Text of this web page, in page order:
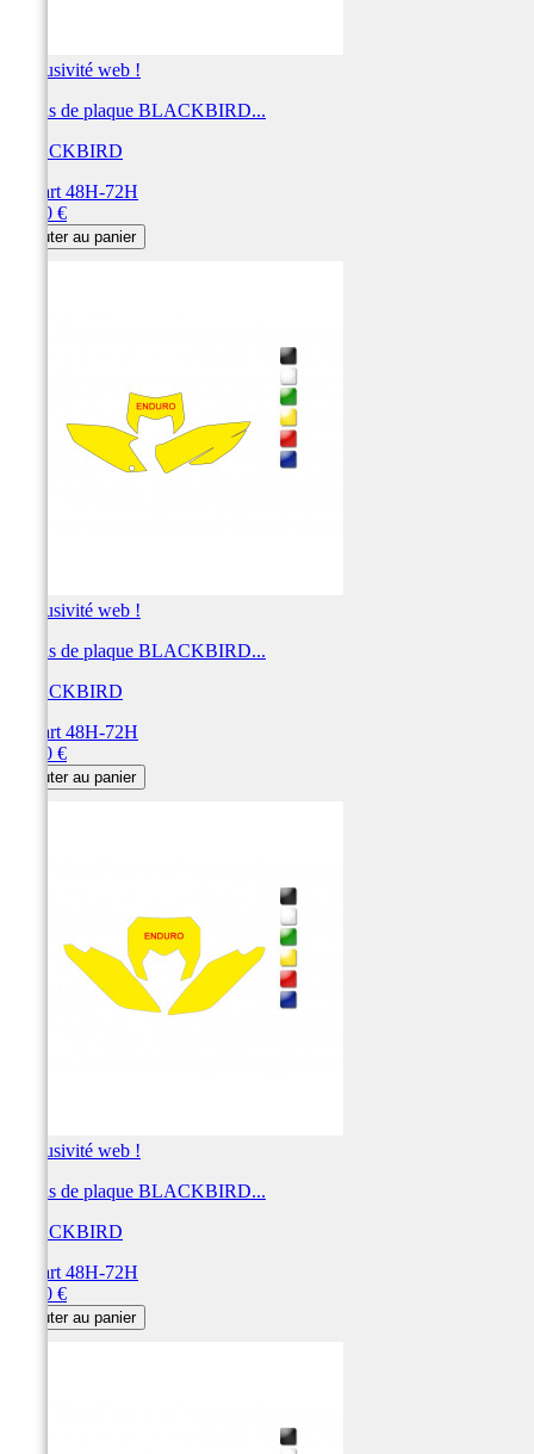
Exclusivité web !
Fonds de plaque BLACKBIRD...
BLACKBIRD
Départ 48H-72H
28,80 €
Ajouter au panier
Exclusivité web !
Fonds de plaque BLACKBIRD...
BLACKBIRD
Départ 48H-72H
28,80 €
Ajouter au panier
Exclusivité web !
Fonds de plaque BLACKBIRD...
BLACKBIRD
Départ 48H-72H
28,80 €
Ajouter au panier